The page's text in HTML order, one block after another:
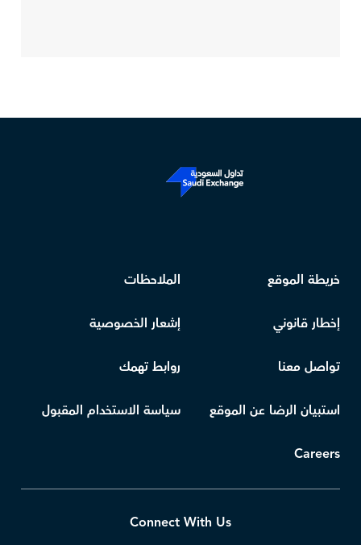
خريطة الموقع الملاحظات
إخطار قانوني إشعار الخصوصية
تواصل معنا روابط تهمك
استبيان الرضا عن الموقع سياسة الاستخدام المقبول
Careers
Connect With Us